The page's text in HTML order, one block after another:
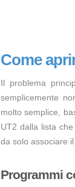
Come
Il problema
semplicemente
molto semplice,
UT2 dalla lista
da solo associare
Programmi